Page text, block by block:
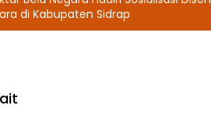
di Kabupaten Sidrap